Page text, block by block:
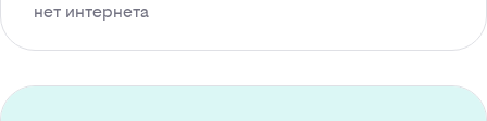
нет интернета